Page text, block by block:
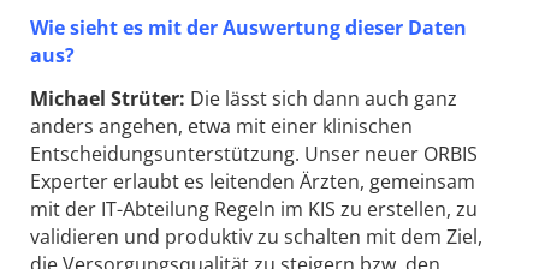
Wie sieht es mit der Auswertung dieser Daten
aus?
Michael Strüter: Die lässt sich dann auch ganz
anders angehen, etwa mit einer klinischen
Entscheidungsunterstützung. Unser neuer ORBIS
Experter erlaubt es leitenden Ärzten, gemeinsam
mit der IT-Abteilung Regeln im KIS zu erstellen, zu
validieren und produktiv zu schalten mit dem Ziel,